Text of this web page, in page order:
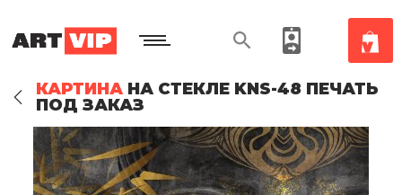
КАРТИНА НА СТЕКЛЕ KNS-48 ПЕЧАТЬ
ПОД ЗАКАЗ